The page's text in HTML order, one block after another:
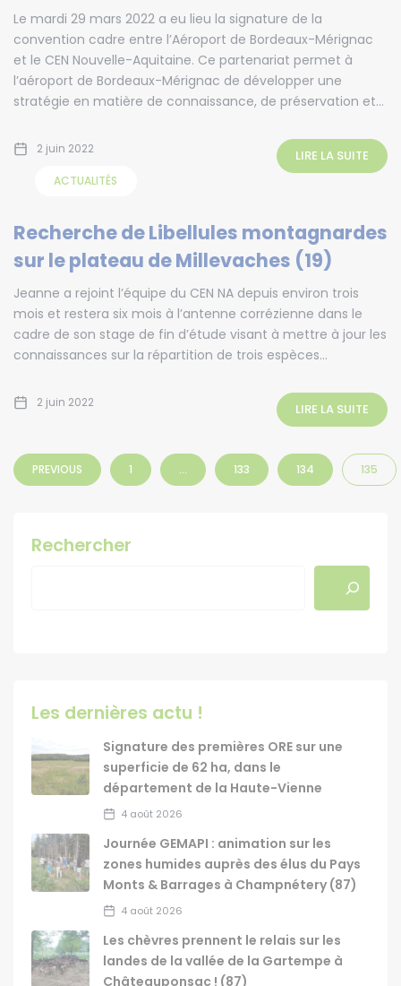
Le mardi 29 mars 2022 a eu lieu la signature de la
convention cadre entre l’Aéroport de Bordeaux-Mérignac
et le CEN Nouvelle-Aquitaine. Ce partenariat permet à
l’aéroport de Bordeaux-Mérignac de développer une
stratégie en matière de connaissance, de préservation et...
2 juin 2022 LIRE LA SUITE
ACTUALITÉS
Recherche de Libellules montagnardes
sur le plateau de Millevaches (19)
Jeanne a rejoint l’équipe du CEN NA depuis environ trois
mois et restera six mois à l’antenne corrézienne dans le
cadre de son stage de fin d’étude visant à mettre à jour les
connaissances sur la répartition de trois espèces...
2 juin 2022 LIRE LA SUITE
PREVIOUS 1 … 133 134 135
Rechercher
Les dernières actu !
Signature des premières ORE sur une
superficie de 62 ha, dans le
département de la Haute-Vienne
4 août 2026
Journée GEMAPI : animation sur les
zones humides auprès des élus du Pays
Monts & Barrages à Champnétery (87)
4 août 2026
Les chèvres prennent le relais sur les
landes de la vallée de la Gartempe à
Châteauponsac ! (87)